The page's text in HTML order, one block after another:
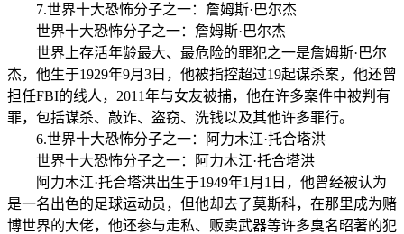
7.世界十大恐怖分子之一：詹姆斯·巴尔杰
世界十大恐怖分子之一：詹姆斯·巴尔杰
世界上存活年龄最大、最危险的罪犯之一是詹姆斯·巴尔
杰，他生于1929年9月3日，他被指控超过19起谋杀案，他还曾
担任FBI的线人，2011年与女友被捕，他在许多案件中被判有
罪，包括谋杀、敲诈、盗窃、洗钱以及其他许多罪行。
6.世界十大恐怖分子之一：阿力木江·托合塔洪
世界十大恐怖分子之一：阿力木江·托合塔洪
阿力木江·托合塔洪出生于1949年1月1日，他曾经被认为
是一名出色的足球运动员，但他却去了莫斯科，在那里成为赌
博世界的大佬，他还参与走私、贩卖武器等许多臭名昭著的犯